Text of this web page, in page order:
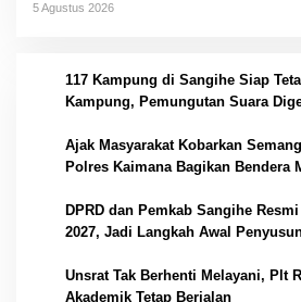
5 Agustus 2026
117 Kampung di Sangihe Siap
Kampung, Pemungutan Suara
Ajak Masyarakat Kobarkan
Polres Kaimana Bagikan Bendera
DPRD dan Pemkab Sangihe
2027, Jadi Langkah Awal
Unsrat Tak Berhenti Melayani, Plt
Akademik Tetap Berjalan